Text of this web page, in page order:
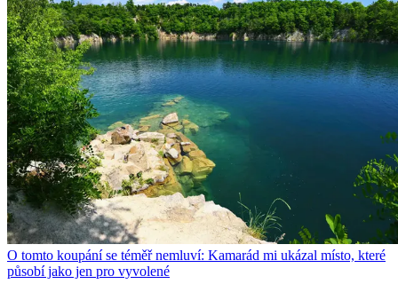
O tomto koupání se téměř nemluví: Kamarád mi ukázal místo, které
působí jako jen pro vyvolené